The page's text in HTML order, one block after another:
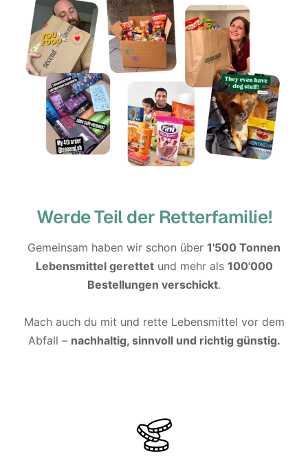
Werde Teil der Retterfamilie!
Gemeinsam haben wir schon über 1'500 Tonnen
Lebensmittel gerettetund mehr als 100'000
Bestellungen verschickt.
Mach auch du mit und rette Lebensmittel vor dem
Abfall – nachhaltig, sinnvoll und richtig günstig.